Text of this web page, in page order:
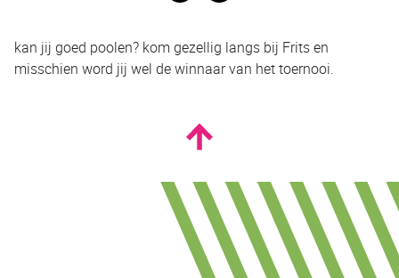
kan jij goed poolen? kom gezellig langs bij Frits en
misschien word jij wel de winnaar van het toernooi.